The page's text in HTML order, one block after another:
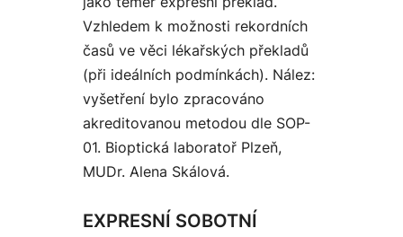
Vzhledem k možnosti rekordních
časů ve věci lékařských překladů
(při ideálních podmínkách). Nález:
vyšetření bylo zpracováno
akreditovanou metodou dle SOP-
01. Bioptická laboratoř Plzeň,
MUDr. Alena Skálová.
EXPRESNÍ SOBOTNÍ